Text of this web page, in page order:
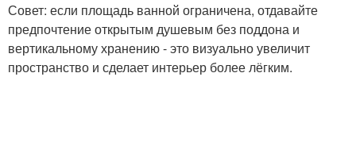
Совет: если площадь ванной ограничена, отдавайте
предпочтение открытым душевым без поддона и
вертикальному хранению - это визуально увеличит
пространство и сделает интерьер более лёгким.